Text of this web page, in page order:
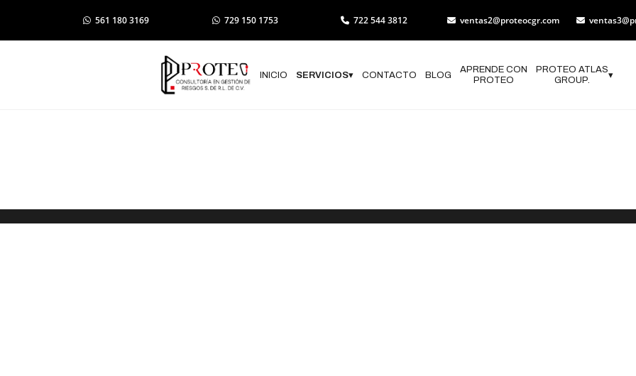
561 180 3169 729 150 1753 722 544 3812 ventas2@proteocgr.com
INICIO SERVICIOS▾ CONTACTO BLOG
APRENDE CON
PROTEO
PROTEO ATLAS
GROUP.
▾